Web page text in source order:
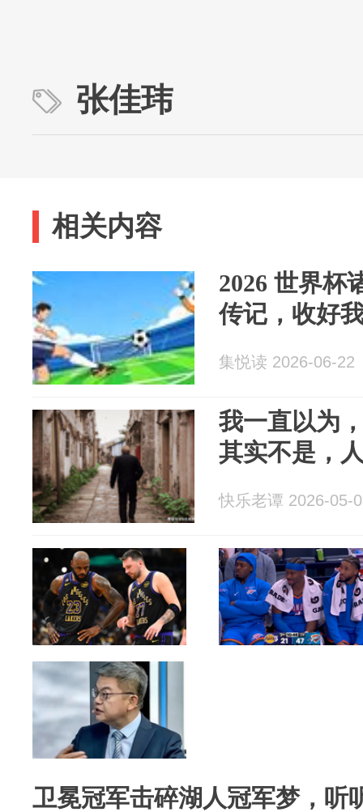
张佳玮
相关内容
2026 世界杯
传记，收好
集悦读 2026-06-22
我一直以为
其实不是，
快乐老谭 2026-05-
卫冕冠军击碎湖人冠军梦，听